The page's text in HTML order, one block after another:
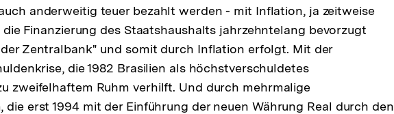
anderweitig teuer bezahlt werden - mit Inflation, ja zeitweise
Finanzierung des Staatshaushalts jahrzehntelang bevorzugt
Zentralbank" und somit durch Inflation erfolgt. Mit der
die 1982 Brasilien als höchstverschuldetes
zweifelhaftem Ruhm verhilft. Und durch mehrmalige
die erst 1994 mit der Einführung der neuen Währung Real durch den